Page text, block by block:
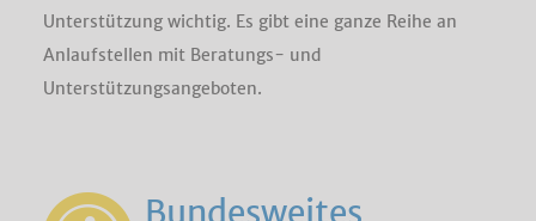
Unterstützung wichtig. Es gibt eine ganze Reihe an
Anlaufstellen mit Beratungs- und
Unterstützungsangeboten.